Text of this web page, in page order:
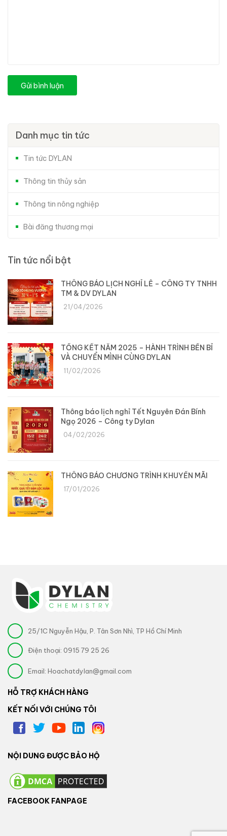
Gửi bình luận
Danh mục tin tức
Tin tức DYLAN
Thông tin thủy sản
Thông tin nông nghiệp
Bài đăng thương mại
Tin tức nổi bật
THÔNG BÁO LỊCH NGHỈ LỄ – CÔNG TY TNHH
TM & DV DYLAN
21/04/2026
TỔNG KẾT NĂM 2025 – HÀNH TRÌNH BỀN BỈ
VÀ CHUYỂN MÌNH CÙNG DYLAN
11/02/2026
Thông báo lịch nghỉ Tết Nguyên Đán Bính
Ngọ 2026 – Công ty Dylan
04/02/2026
THÔNG BÁO CHƯƠNG TRÌNH KHUYẾN MÃI
17/01/2026
25/1C Nguyễn Hậu, P. Tân Sơn Nhì, TP Hồ Chí Minh
Điện thoại: 0915 79 25 26
Email: Hoachatdylan@gmail.com
HỖ TRỢ KHÁCH HÀNG
KẾT NỐI VỚI CHÚNG TÔI
NỘI DUNG ĐƯỢC BẢO HỘ
FACEBOOK FANPAGE